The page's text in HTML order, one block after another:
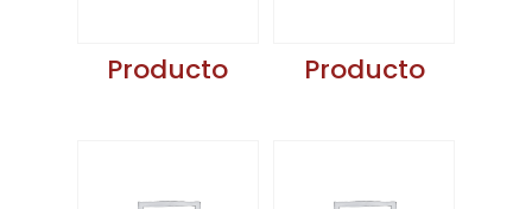
Producto Producto